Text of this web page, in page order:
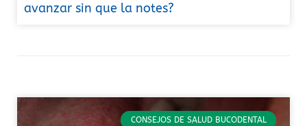
avanzar sin que la notes?
CONSEJOS DE SALUD BUCODENTAL